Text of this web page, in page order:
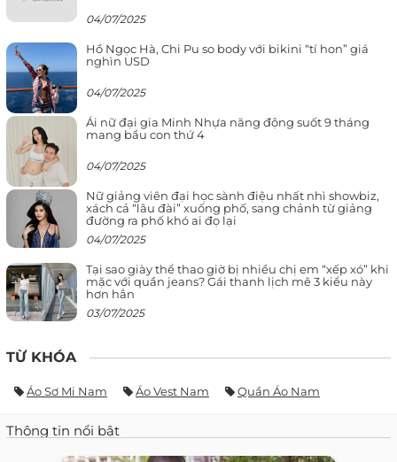
04/07/2025
Hồ Ngọc Hà, Chi Pu so body với bikini “tí hon” giá
nghìn USD
04/07/2025
Ái nữ đại gia Minh Nhựa năng động suốt 9 tháng
mang bầu con thứ 4
04/07/2025
Nữ giảng viên đại học sành điệu nhất nhì showbiz,
xách cả “lâu đài” xuống phố, sang chảnh từ giảng
đường ra phố khó ai đọ lại
04/07/2025
Tại sao giày thể thao giờ bị nhiều chị em “xếp xó” khi
mặc với quần jeans? Gái thanh lịch mê 3 kiểu này
hơn hẳn
03/07/2025
TỪ KHÓA
Áo Sơ Mi Nam Áo Vest Nam Quần Áo Nam
Thông tin nổi bật